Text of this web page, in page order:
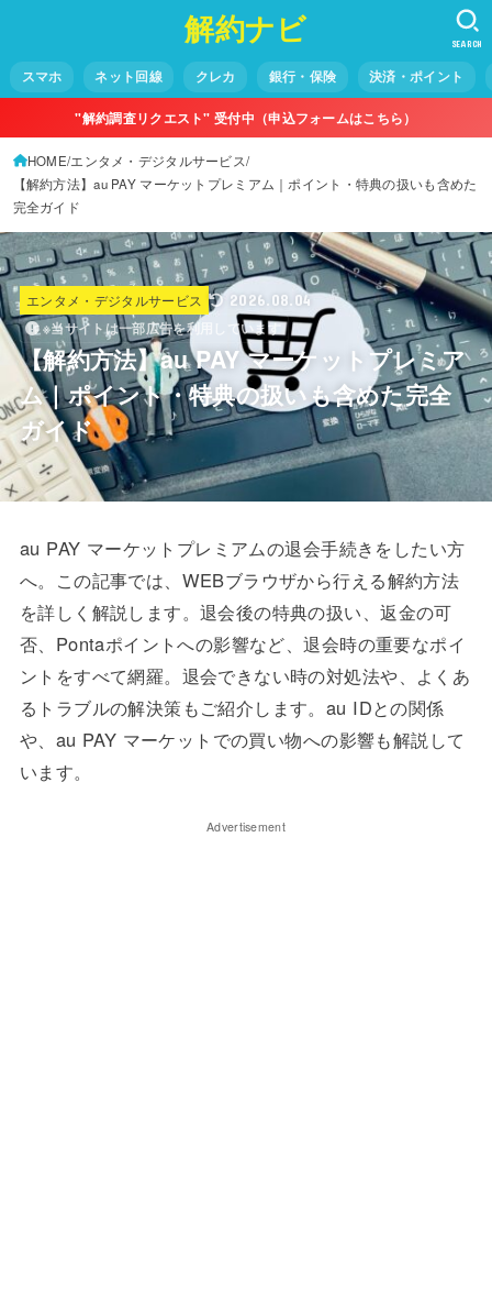
解約ナビ
スマホ ネット回線 クレカ 銀行・保険 決済・ポイント
SEARCH
"解約調査リクエスト" 受付中（申込フォームはこちら）
HOME エンタメ・デジタルサービス
【解約方法】au PAY マーケットプレミアム｜ポイント・特典の扱いも含めた
完全ガイド
エンタメ・デジタルサービス
2026.08.04
※当サイトは一部広告を利用しています
【解約方法】au PAY マーケットプレミア
ム｜ポイント・特典の扱いも含めた完全
ガイド
au PAY マーケットプレミアムの退会手続きをしたい方
へ。この記事では、WEBブラウザから行える解約方法
を詳しく解説します。退会後の特典の扱い、返金の可
否、Pontaポイントへの影響など、退会時の重要なポイ
ントをすべて網羅。退会できない時の対処法や、よくあ
るトラブルの解決策もご紹介します。au IDとの関係
や、au PAY マーケットでの買い物への影響も解説して
います。
Advertisement